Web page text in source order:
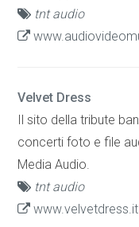
tnt audio
Velvet Dress
Il sito della tribute
concerti foto e file
Media Audio.
tnt audio
www.velvetdress.it